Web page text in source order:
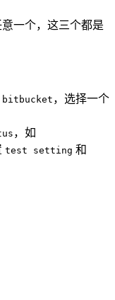
意一个，这三个都是
bitbucket ，选择一个
，如
test setting 和